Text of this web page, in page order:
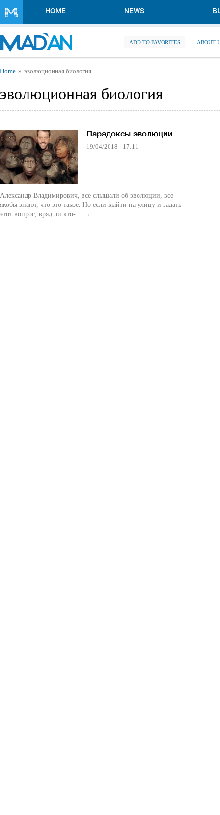
HOME NEWS
ADD TO FAVORITES ABOUT
You are here
Home эволюционная биология
эволюционная биология
Парадоксы эволюции
19/04/2018 - 17:11
Александр Владимирович, все слышали об эволюции, все
якобы знают, что это такое. Но если выйти на улицу и задать
этот вопрос, вряд ли кто-... →